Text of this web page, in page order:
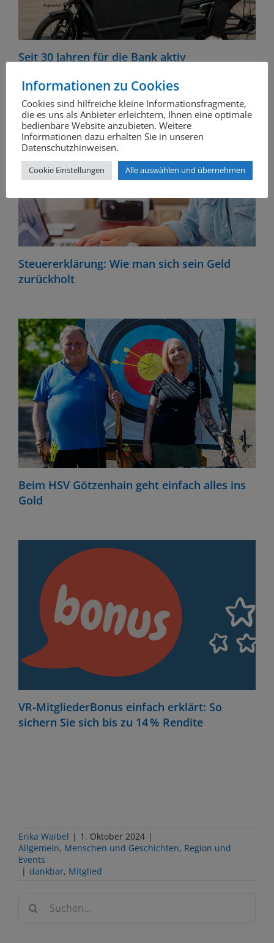
Seit 30 Jahren für die Bank aktiv
Steuererklärung: Wie man sich sein Geld
zurückholt
Beim HSV Götzenhain geht einfach alles ins
Gold
VR-MitgliederBonus einfach erklärt: So
sichern Sie sich bis zu 14 % Rendite
Erika Waibel | 1. Oktober 2024 |
Allgemein, Menschen und Geschichten, Region und
Events
| dankbar, Mitglied
Suche
Informationen zu Cookies
Cookies sind hilfreiche kleine Informationsfragmente,
die es uns als Anbieter erleichtern, Ihnen eine optimale
bedienbare Website anzubieten. Weitere
Informationen dazu erhalten Sie in unseren
Datenschutzhinweisen.
Cookie Einstellungen Alle auswählen und übernehmen